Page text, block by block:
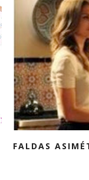
FALDAS